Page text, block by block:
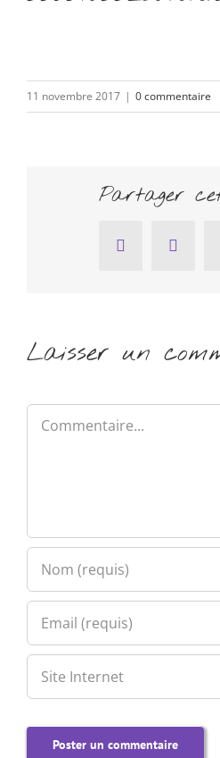
11 novembre 2017 | 0 commentaire
Partager
FacebookTwitter
Laisser un
Commentaire